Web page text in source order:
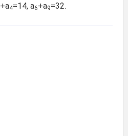
+a4=14, a6+a9=32.